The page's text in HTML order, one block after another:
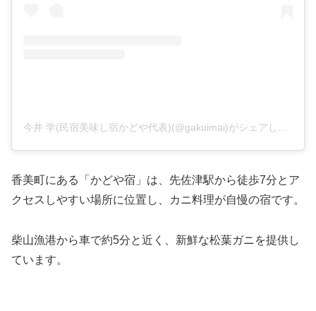
今井 学(民宿美味し宿かどや代表)(@gakuimai)がシェアした投稿
香美町にある「かどや宿」は、先佐津駅から徒歩7分とア
クセスしやすい場所に位置し、カニ料理が自慢の宿です。
柴山漁港から車で約5分と近く、新鮮な松葉ガニを提供し
ています。